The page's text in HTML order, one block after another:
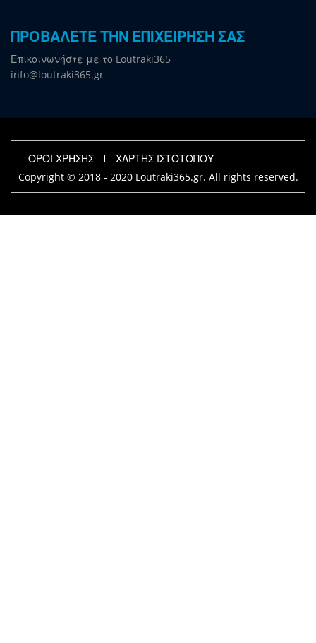
ΠΡΟΒΑΛΕΤΕ ΤΗΝ ΕΠΙΧΕΙΡΗΣΗ ΣΑΣ
Επικοινωνήστε με το Loutraki365
info@loutraki365.gr
ΟΡΟΙ ΧΡΗΣΗΣ
ΧΑΡΤΗΣ ΙΣΤΟΤΟΠΟΥ
Copyright © 2018 - 2020 Loutraki365.gr. All rights reserved.